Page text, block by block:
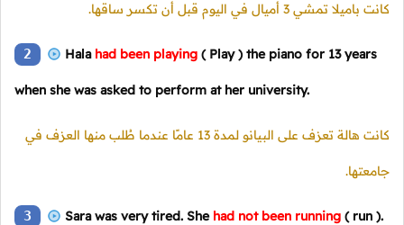
كانت باميلا تمشي 3 أميال في اليوم قبل أن تكسر ساقها.
2 Hala had been playing ( Play ) the piano for 13 years
when she was asked to perform at her university.
كانت هالة تعزف على البيانو لمدة 13 عامًا عندما طُلب منها العزف في
جامعتها.
3 Sara was very tired. She had not been running ( run ).